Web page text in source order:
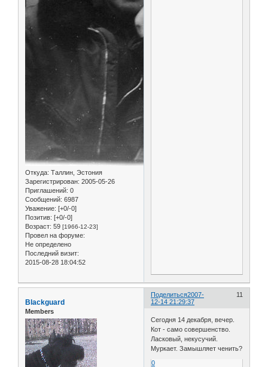
Откуда: Таллин, Эстония
Зарегистрирован: 2005-05-26
Приглашений: 0
Сообщений: 6987
Уважение: [+0/-0]
Позитив: [+0/-0]
Возраст: 59 [1966-12-23]
Провел на форуме:
Не определено
Последний визит:
2015-08-28 18:04:52
Поделиться 11
2007-
12-14 21:29:37
Blackguard
Members
Сегодня 14 декабря, вечер.
Кот - само совершенство.
Ласковый, некусучий.
Муркает. Замышляет ченить?
0